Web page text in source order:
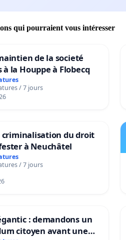
qui pourraient vous intéresser
de la societé
à la Houppe à Flobecq
/ 7 jours
criminalisation du droit
à Neuchâtel
/ 7 jours
: demandons un
citoyen avant une